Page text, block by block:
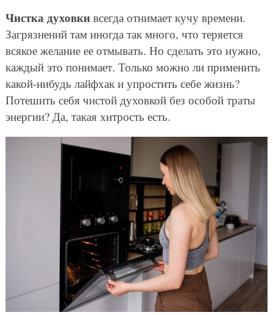
Чистка духовкивсегда отнимает кучу времени.
Загрязнений там иногда так много, что теряется
всякое желание ее отмывать. Но сделать это нужно,
каждый это понимает. Только можно ли применить
какой-нибудь лайфхак и упростить себе жизнь?
Потешить себя чистой духовкой без особой траты
энергии? Да, такая хитрость есть.